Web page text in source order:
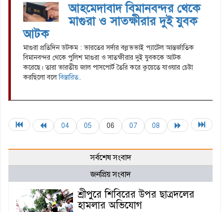
আহমেদাবাদ বিমানবন্দর থেকে
মাগুরা ও সাতক্ষীরার দুই যুবক
আটক
মাগুরা প্রতিদিন ডটকম : ভারতের সর্দার বল্লভভাই প্যাটেল আন্তর্জাতিক
বিমানবন্দর থেকে পুলিশ মাগুরা ও সাতক্ষীরার দুই যুবককে আটক
করেছে। তারা ভারতীয় জাল পাসপোর্ট তৈরি করে কুয়েতে যাওয়ার চেষ্টা
করছিলো বলেবিস্তারিত..
04 05 06 07 08
সর্বশেষ সংবাদ
জনপ্রিয় সংবাদ
শ্রীপুরে শিবিরের উপর ছাত্রদলের
হামলার অভিযোগ